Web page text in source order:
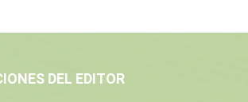
DEL EDITOR